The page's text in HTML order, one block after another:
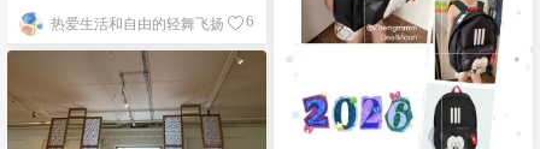
热爱生活和自由的轻舞飞扬 6